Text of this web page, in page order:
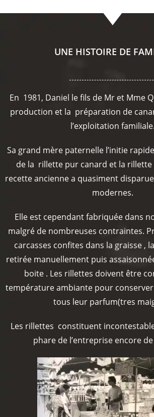
UNE HISTOIRE DE
En 1981, Daniel le fils de Mr et Mme
production et la préparation de
l’exploitation familiale.
Sa grand mère paternelle l’initie
de la rillette pur canard et la rillette
recette ancienne a quasiment
modernes.
Elle est cependant fabriquée dans
malgré de nombreuses contraintes.
carcasses confites dans la graisse ,
retirée manuellement puis
boite . Les rillettes doivent être
température ambiante pour
tous leur parfum(tres
Les rillettes constituent
phare de l’entreprise encore